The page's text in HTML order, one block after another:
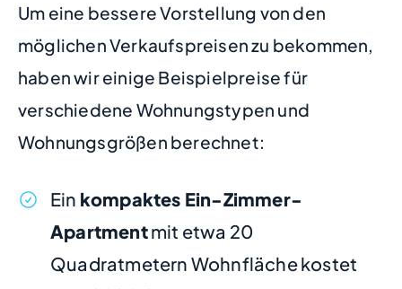
Um eine bessere Vorstellung von den
möglichen Verkaufspreisen zu bekommen,
haben wir einige Beispielpreise für
verschiedene Wohnungstypen und
Wohnungsgrößen berechnet:
Ein kompaktes Ein-Zimmer-
Apartmentmit etwa 20
Quadratmetern Wohnfläche kostet